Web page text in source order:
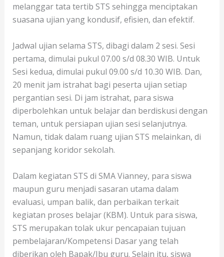
melanggar tata tertib STS sehingga menciptakan
suasana ujian yang kondusif, efisien, dan efektif.
Jadwal ujian selama STS, dibagi dalam 2 sesi. Sesi
pertama, dimulai pukul 07.00 s/d 08.30 WIB. Untuk
Sesi kedua, dimulai pukul 09.00 s/d 10.30 WIB. Dan,
20 menit jam istrahat bagi peserta ujian setiap
pergantian sesi. Di jam istrahat, para siswa
diperbolehkan untuk belajar dan berdiskusi dengan
teman, untuk persiapan ujian sesi selanjutnya.
Namun, tidak dalam ruang ujian STS melainkan, di
sepanjang koridor sekolah.
Dalam kegiatan STS di SMA Vianney, para siswa
maupun guru menjadi sasaran utama dalam
evaluasi, umpan balik, dan perbaikan terkait
kegiatan proses belajar (KBM). Untuk para siswa,
STS merupakan tolak ukur pencapaian tujuan
pembelajaran/Kompetensi Dasar yang telah
diberikan oleh Bapak/Ibu guru. Selain itu, siswa